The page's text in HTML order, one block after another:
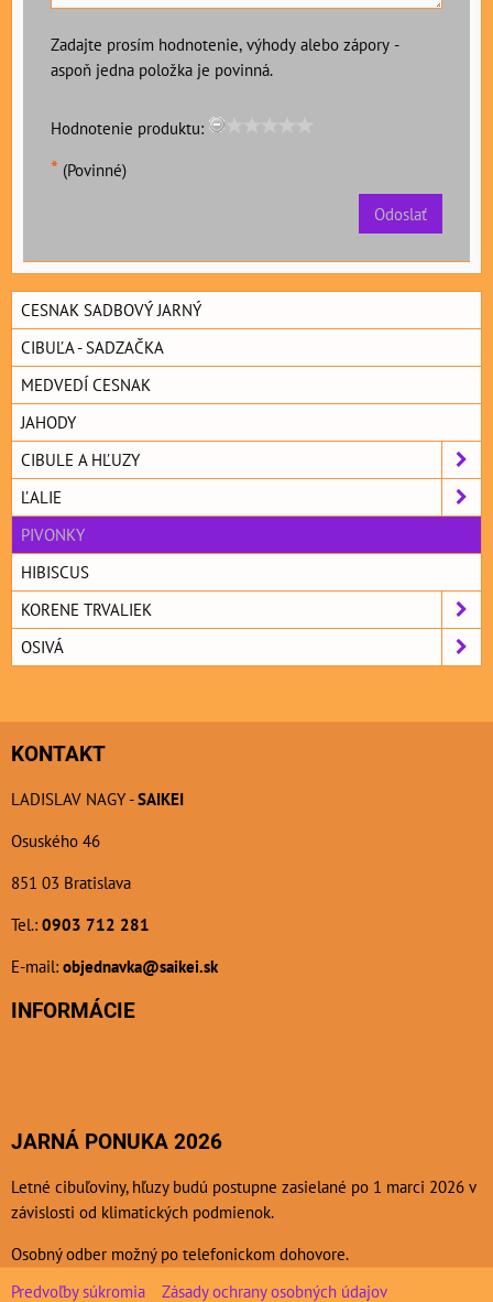
Zadajte prosím hodnotenie, výhody alebo zápory -
aspoň jedna položka je povinná.
Hodnotenie produktu:
* (Povinné)
Odoslať
CESNAK SADBOVÝ JARNÝ
CIBUĽA - SADZAČKA
MEDVEDÍ CESNAK
JAHODY
CIBULE A HĽUZY
ĽALIE
PIVONKY
HIBISCUS
KORENE TRVALIEK
OSIVÁ
KONTAKT
LADISLAV NAGY -SAIKEI
Osuského 46
851 03 Bratislava
Tel.: 0903 712 281
E-mail: objednavka@saikei.sk
INFORMÁCIE
JARNÁ PONUKA 2026
Letné cibuľoviny, hľuzy budú postupne zasielané po 1 marci 2026 v
závislosti od klimatických podmienok.
Osobný odber možný po telefonickom dohovore.
Predvoľby súkromia
Zásady ochrany osobných údajov